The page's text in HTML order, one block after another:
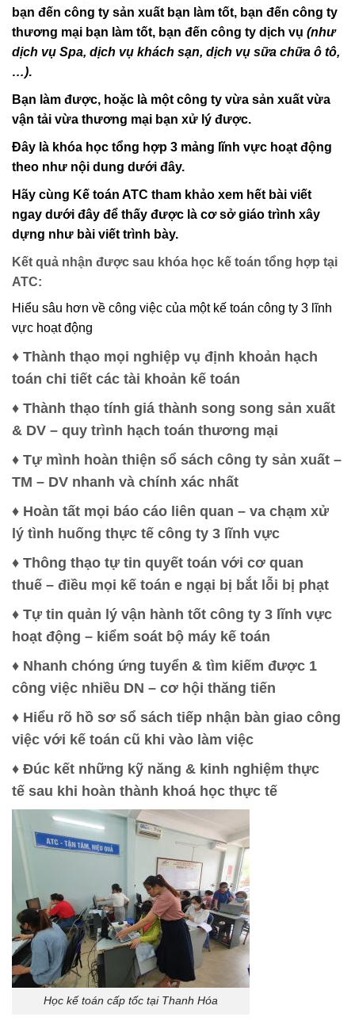
bạn đến công ty sản xuất bạn làm tốt, bạn đến công ty
thương mại bạn làm tốt, bạn đến công ty dịch vụ (như
dịch vụ Spa, dịch vụ khách sạn, dịch vụ sữa chữa ô tô,
…).
Bạn làm được, hoặc là một công ty vừa sản xuất vừa
vận tải vừa thương mại bạn xử lý được.
Đây là khóa học tổng hợp 3 mảng lĩnh vực hoạt động
theo như nội dung dưới đây.
Hãy cùng Kế toán ATC tham khảo xem hết bài viết
ngay dưới đây để thấy được là cơ sở giáo trình xây
dựng như bài viết trình bày.
Kết quả nhận được sau khóa học kế toán tổng hợp tại
ATC:
Hiểu sâu hơn về công việc của một kế toán công ty 3 lĩnh
vực hoạt động
♦ Thành thạo mọi nghiệp vụ định khoản hạch
toán chi tiết các tài khoản kế toán
♦ Thành thạo tính giá thành song song sản xuất
& DV – quy trình hạch toán thương mại
♦ Tự mình hoàn thiện sổ sách công ty sản xuất –
TM – DV nhanh và chính xác nhất
♦ Hoàn tất mọi báo cáo liên quan – va chạm xử
lý tình huống thực tế công ty 3 lĩnh vực
♦ Thông thạo tự tin quyết toán với cơ quan
thuế – điều mọi kế toán e ngại bị bắt lỗi bị phạt
♦ Tự tin quản lý vận hành tốt công ty 3 lĩnh vực
hoạt động – kiểm soát bộ máy kế toán
♦ Nhanh chóng ứng tuyển & tìm kiếm được 1
công việc nhiều DN – cơ hội thăng tiến
♦ Hiểu rõ hồ sơ sổ sách tiếp nhận bàn giao công
việc với kế toán cũ khi vào làm việc
♦ Đúc kết những kỹ năng & kinh nghiệm thực
tế sau khi hoàn thành khoá học thực tế
Học kế toán cấp tốc tại Thanh Hóa